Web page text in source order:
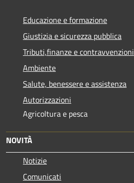
Educazione e formazione
Giustizia e sicurezza pubblica
Tributi,finanze e contravvenzioni
Ambiente
Salute, benessere e assistenza
Autorizzazioni
Agricoltura e pesca
NOVITÀ
Notizie
Comunicati